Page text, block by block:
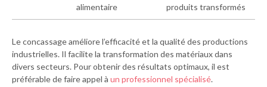
alimentaire
produits transformés
Le concassage améliore l’efficacité et la qualité des productions
industrielles. Il facilite la transformation des matériaux dans
divers secteurs. Pour obtenir des résultats optimaux, il est
préférable de faire appel à un professionnel spécialisé.